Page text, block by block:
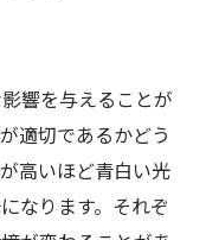
響を与えることが
適切であるかどう
高いほど青白い光
なります。それぞ